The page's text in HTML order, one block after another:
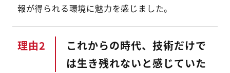
報が得られる環境に魅力を感じました。
理由
これからの時代、技術だけで
は生き残れないと感じていた